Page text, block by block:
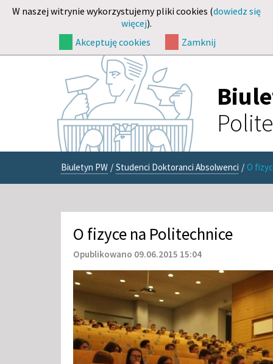
W naszej witrynie wykorzystujemy pliki cookies (dowiedz się
więcej).
Akceptuję cookies
Zamknij
Biuletyn PW / Studenci Doktoranci Absolwenci / O
O fizyce na Politechnice
Opublikowano 09.06.2015 15:04